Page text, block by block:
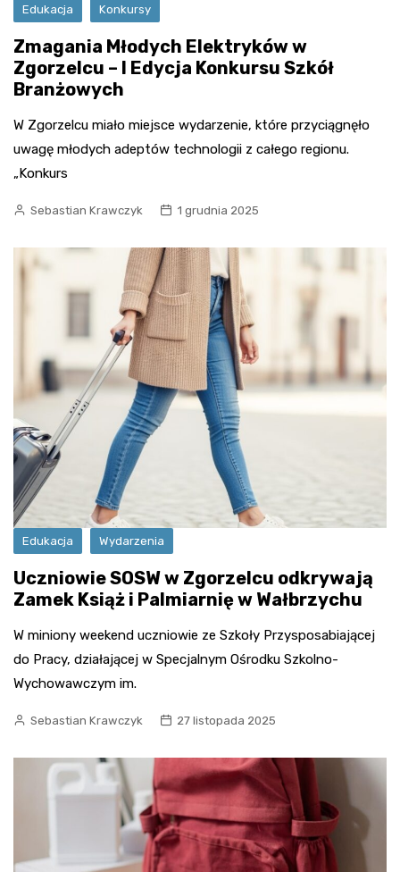
Edukacja Konkursy
Zmagania Młodych Elektryków w
Zgorzelcu – I Edycja Konkursu Szkół
Branżowych
W Zgorzelcu miało miejsce wydarzenie, które przyciągnęło
uwagę młodych adeptów technologii z całego regionu.
„Konkurs
Sebastian Krawczyk 1 grudnia 2025
Edukacja Wydarzenia
Uczniowie SOSW w Zgorzelcu odkrywają
Zamek Książ i Palmiarnię w Wałbrzychu
W miniony weekend uczniowie ze Szkoły Przysposabiającej
do Pracy, działającej w Specjalnym Ośrodku Szkolno-
Wychowawczym im.
Sebastian Krawczyk 27 listopada 2025